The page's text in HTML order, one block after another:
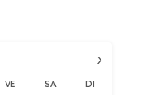
›
VE SA DI